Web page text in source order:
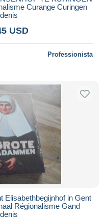
Curange Curingen
USD
Professionista
in Gent
Régionalisme Gand